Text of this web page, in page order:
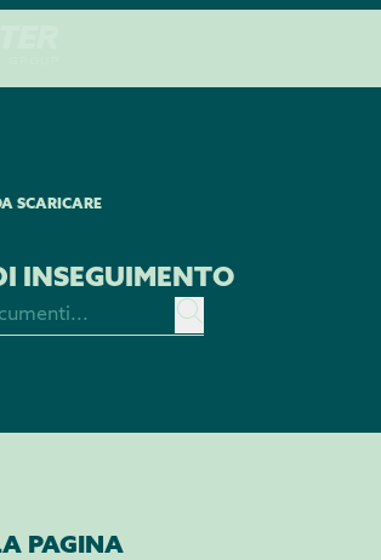
SCARICARE
INSEGUIMENTO
PAGINA